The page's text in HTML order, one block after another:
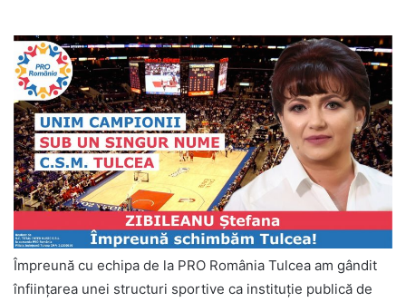
Împreună cu echipa de la PRO România Tulcea am gândit
înființarea unei structuri sportive ca instituție publică de